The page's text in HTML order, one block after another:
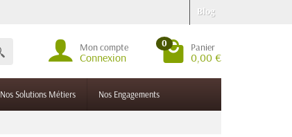
Blog
Mon compte
Connexion
0 Panier
0,00 €
Nos Solutions Métiers Nos Engagements